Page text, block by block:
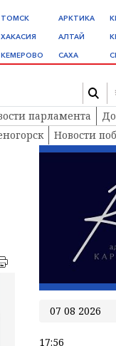
ТОМСК
ХАКАСИЯ
КЕМЕРОВО
АРКТИКА
АЛТАЙ
САХА
парламента
Новости
07 08 2026
17:56